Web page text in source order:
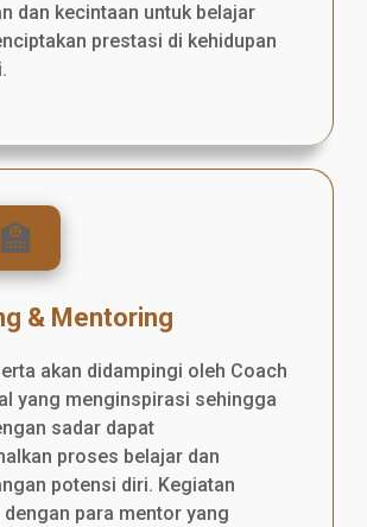
dan kecintaan untuk belajar
prestasi di kehidupan
& Mentoring
akan didampingi oleh Coach
yang menginspirasi sehingga
sadar dapat
proses belajar dan
potensi diri. Kegiatan
para mentor yang